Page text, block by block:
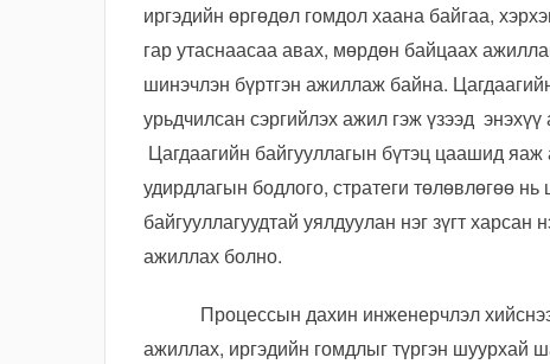
иргэдийн өргөдөл гомдол хаана байгаа,
гар утаснаасаа авах, мөрдөн байцаах
шинэчлэн бүртгэн ажиллаж байна.
урьдчилсан сэргийлэх ажил гэж үзээд
Цагдаагийн байгууллагын бүтэц цаашид
удирдлагын бодлого, стратеги төлөвлөгөө
байгууллагуудтай уялдуулан нэг зүгт
ажиллах болно.
Процессын дахин инженерчлэл хийснээр
ажиллах, иргэдийн гомдлыг түргэн шуурхай